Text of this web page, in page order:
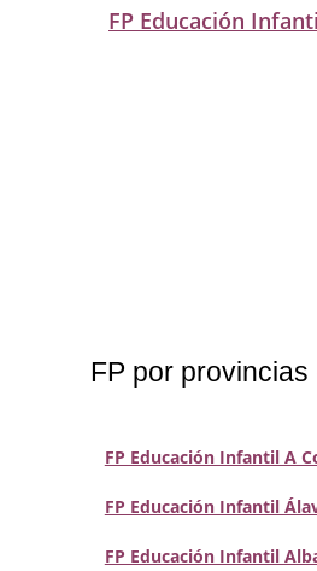
FP Educación
FP por
FP Educación Infantil A
FP Educación Infantil
FP Educación Infantil